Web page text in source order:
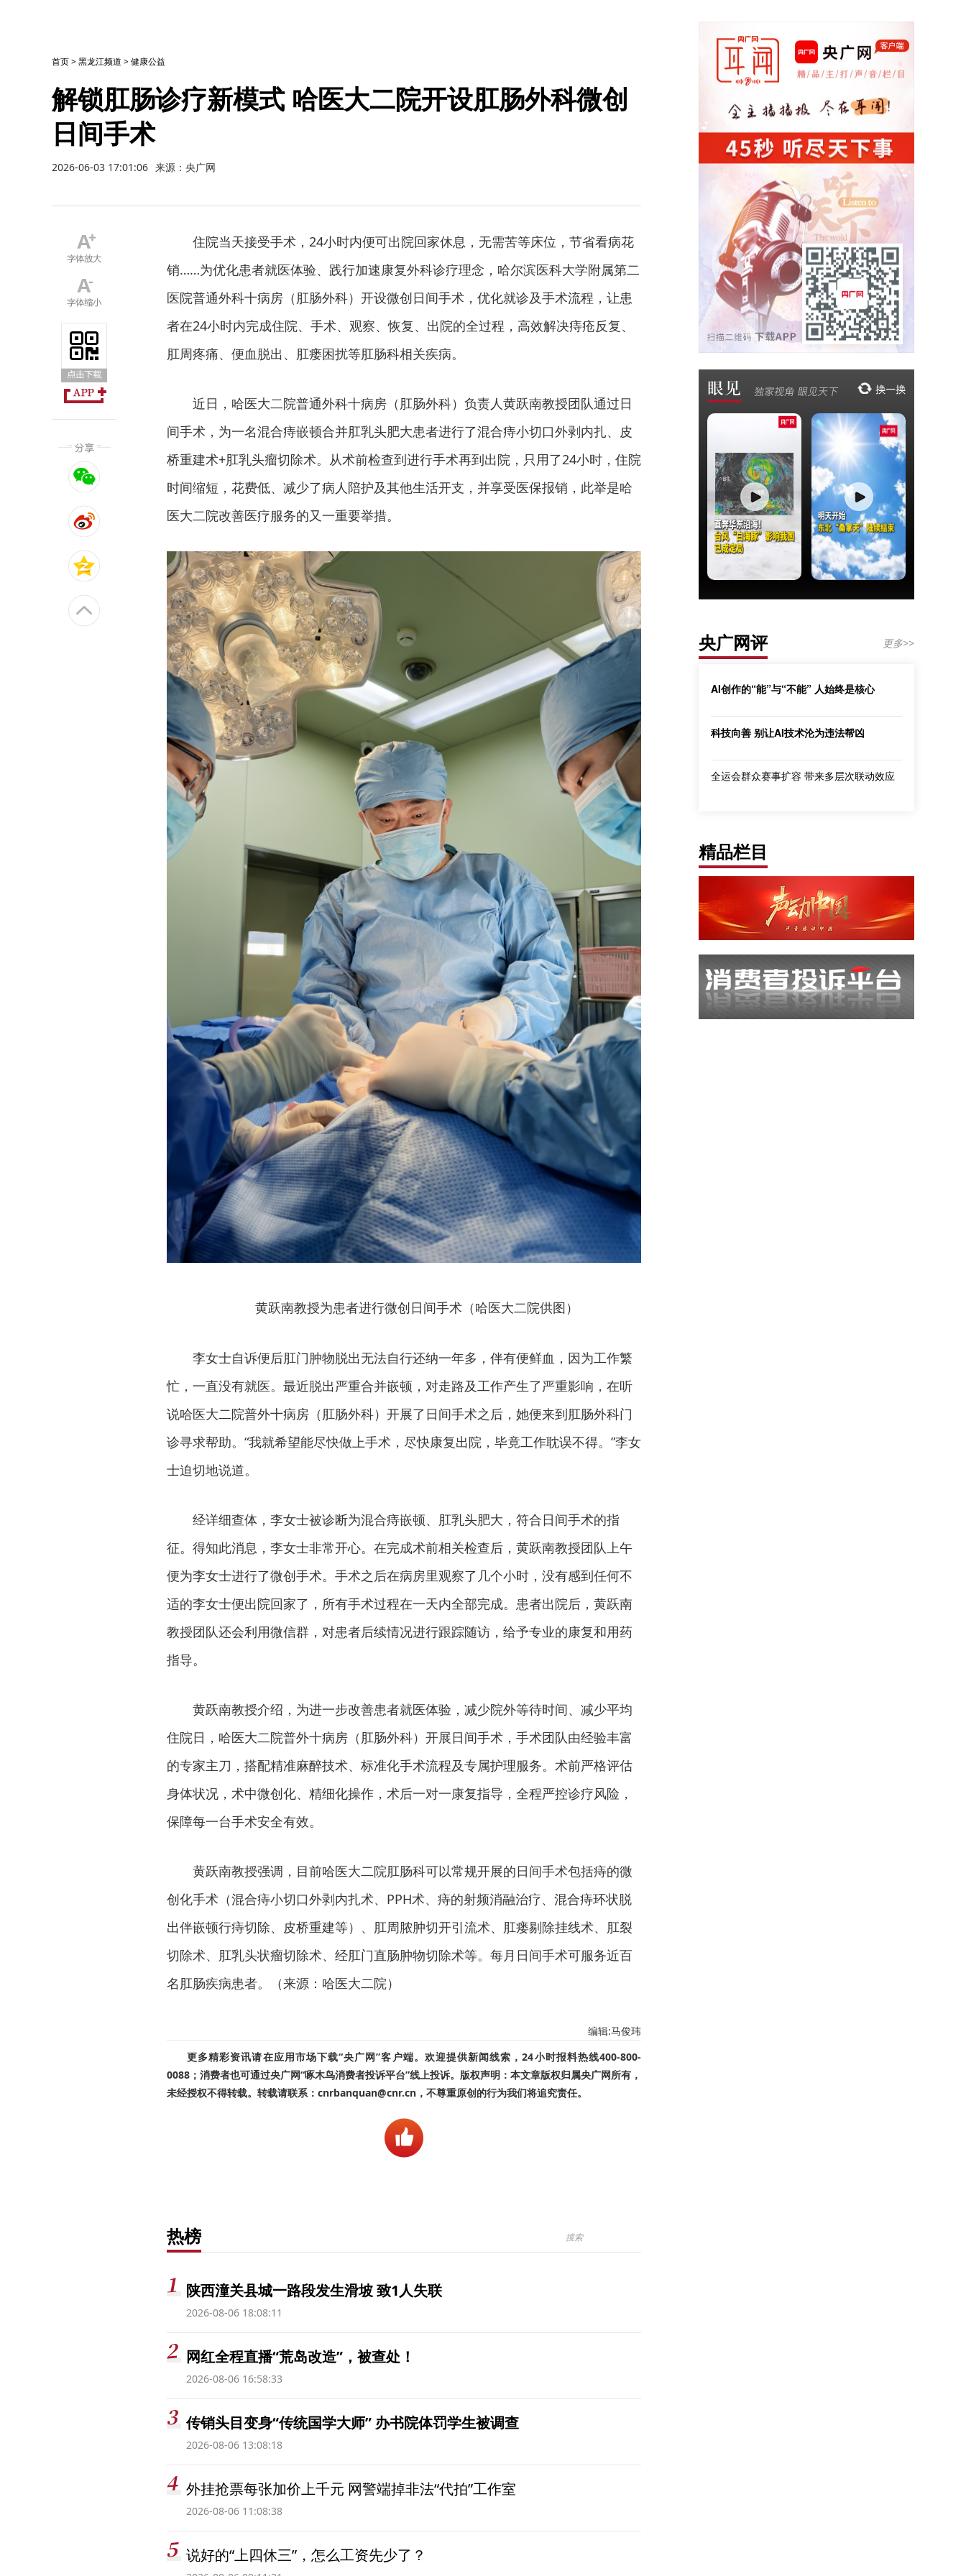
首页>黑龙江频道 >健康公益
解锁肛肠诊疗新模式 哈医大二院开设肛肠外科微创
日间手术
2026-06-03 17:01:06 来源：央广网
住院当天接受手术，24小时内便可出院回家休息，无需苦等床位，节省看病花
销……为优化患者就医体验、践行加速康复外科诊疗理念，哈尔滨医科大学附属第二
医院普通外科十病房（肛肠外科）开设微创日间手术，优化就诊及手术流程，让患
者在24小时内完成住院、手术、观察、恢复、出院的全过程，高效解决痔疮反复、
肛周疼痛、便血脱出、肛瘘困扰等肛肠科相关疾病。
近日，哈医大二院普通外科十病房（肛肠外科）负责人黄跃南教授团队通过日
间手术，为一名混合痔嵌顿合并肛乳头肥大患者进行了混合痔小切口外剥内扎、皮
桥重建术+肛乳头瘤切除术。从术前检查到进行手术再到出院，只用了24小时，住院
时间缩短，花费低、减少了病人陪护及其他生活开支，并享受医保报销，此举是哈
医大二院改善医疗服务的又一重要举措。
黄跃南教授为患者进行微创日间手术（哈医大二院供图）
李女士自诉便后肛门肿物脱出无法自行还纳一年多，伴有便鲜血，因为工作繁
忙，一直没有就医。最近脱出严重合并嵌顿，对走路及工作产生了严重影响，在听
说哈医大二院普外十病房（肛肠外科）开展了日间手术之后，她便来到肛肠外科门
诊寻求帮助。“我就希望能尽快做上手术，尽快康复出院，毕竟工作耽误不得。”李女
士迫切地说道。
经详细查体，李女士被诊断为混合痔嵌顿、肛乳头肥大，符合日间手术的指
征。得知此消息，李女士非常开心。在完成术前相关检查后，黄跃南教授团队上午
便为李女士进行了微创手术。手术之后在病房里观察了几个小时，没有感到任何不
适的李女士便出院回家了，所有手术过程在一天内全部完成。患者出院后，黄跃南
教授团队还会利用微信群，对患者后续情况进行跟踪随访，给予专业的康复和用药
指导。
黄跃南教授介绍，为进一步改善患者就医体验，减少院外等待时间、减少平均
住院日，哈医大二院普外十病房（肛肠外科）开展日间手术，手术团队由经验丰富
的专家主刀，搭配精准麻醉技术、标准化手术流程及专属护理服务。术前严格评估
身体状况，术中微创化、精细化操作，术后一对一康复指导，全程严控诊疗风险，
保障每一台手术安全有效。
黄跃南教授强调，目前哈医大二院肛肠科可以常规开展的日间手术包括痔的微
创化手术（混合痔小切口外剥内扎术、PPH术、痔的射频消融治疗、混合痔环状脱
出伴嵌顿行痔切除、皮桥重建等）、肛周脓肿切开引流术、肛瘘剔除挂线术、肛裂
切除术、肛乳头状瘤切除术、经肛门直肠肿物切除术等。每月日间手术可服务近百
名肛肠疾病患者。（来源：哈医大二院）
编辑:马俊玮
更多精彩资讯请在应用市场下载“央广网”客户端。欢迎提供新闻线索，24小时报料热线400-800-
0088；消费者也可通过央广网“啄木鸟消费者投诉平台”线上投诉。版权声明：本文章版权归属央广网所有，
未经授权不得转载。转载请联系：cnrbanquan@cnr.cn，不尊重原创的行为我们将追究责任。
热榜
陕西潼关县城一路段发生滑坡 致1人失联
2026-08-06 18:08:11
网红全程直播“荒岛改造”，被查处！
2026-08-06 16:58:33
传销头目变身“传统国学大师” 办书院体罚学生被调查
2026-08-06 13:08:18
外挂抢票每张加价上千元 网警端掉非法“代拍”工作室
2026-08-06 11:08:38
说好的“上四休三”，怎么工资先少了？
央广网评 更多>>
AI创作的“能”与“不能” 人始终是核心
科技向善 别让AI技术沦为违法帮凶
全运会群众赛事扩容 带来多层次联动效应
精品栏目